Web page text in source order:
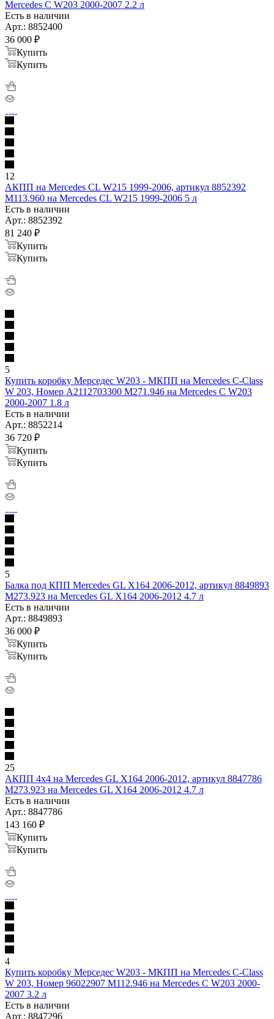
Mercedes C W203 2000-2007 2.2 л
Есть в наличии
Арт.: 8852400
36 000 ₽
Купить
Купить
12
АКПП на Mercedes CL W215 1999-2006, артикул 8852392
M113.960 на Mercedes CL W215 1999-2006 5 л
Есть в наличии
Арт.: 8852392
81 240 ₽
Купить
Купить
5
Купить коробку Мерседес W203 - МКПП на Mercedes C-Class
W 203, Номер A2112703300 M271.946 на Mercedes C W203
2000-2007 1.8 л
Есть в наличии
Арт.: 8852214
36 720 ₽
Купить
Купить
5
Балка под КПП Mercedes GL X164 2006-2012, артикул 8849893
M273.923 на Mercedes GL X164 2006-2012 4.7 л
Есть в наличии
Арт.: 8849893
36 000 ₽
Купить
Купить
25
АКПП 4х4 на Mercedes GL X164 2006-2012, артикул 8847786
M273.923 на Mercedes GL X164 2006-2012 4.7 л
Есть в наличии
Арт.: 8847786
143 160 ₽
Купить
Купить
4
Купить коробку Мерседес W203 - МКПП на Mercedes C-Class
W 203, Номер 96022907 M112.946 на Mercedes C W203 2000-
2007 3.2 л
Есть в наличии
Арт.: 8847296